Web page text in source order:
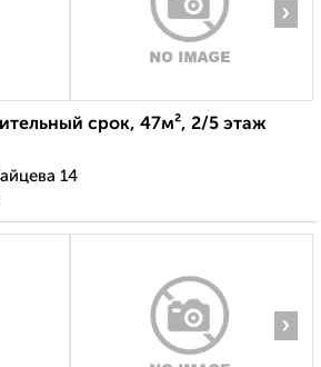
›
срок, 47м², 2/5 этаж
14
›